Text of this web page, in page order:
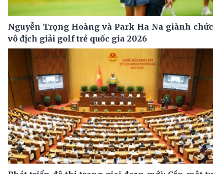
Nguyễn Trọng Hoàng và Park Ha Na giành chức
vô địch giải golf trẻ quốc gia 2026